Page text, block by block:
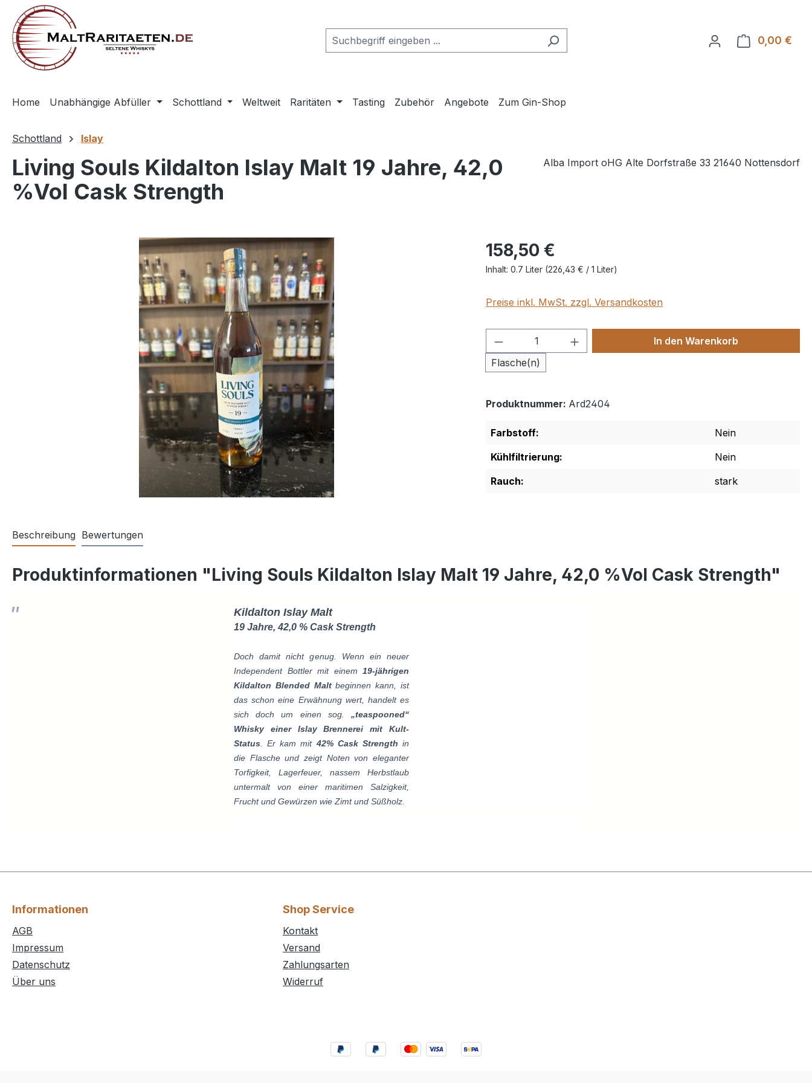
Zur Hauptnavigation springen
0,00 €
Home Unabhängige Abfüller Schottland Weltweit Raritäten Tasting Zubehör Angebote Zum Gin-Shop
Schottland Islay
Living Souls Kildalton Islay Malt 19 Jahre, 42,0
%Vol Cask Strength
Alba Import oHG Alte Dorfstraße 33 21640 Nottensdorf
158,50 €
Inhalt: 0.7 Liter (226,43 € / 1 Liter)
Preise inkl. MwSt. zzgl. Versandkosten
Produkt Anzahl: Gib den gewünschten Wert
Flasche(n)
In den Warenkorb
Produktnummer: Ard2404
Farbstoff:
Nein
Kühlfiltrierung:
Nein
Rauch:
stark
Beschreibung Bewertungen
Produktinformationen "Living Souls Kildalton Islay Malt 19 Jahre, 42,0 %Vol Cask Strength"
Kildalton Islay Malt
19 Jahre, 42,0 % Cask Strength
Doch damit nicht genug. Wenn ein neuer
Independent Bottler mit einem 19-jährigen
Kildalton Blended Maltbeginnen kann, ist
das schon eine Erwähnung wert, handelt es
sich doch um einen sog. „teaspooned“
Whisky einer Islay Brennerei mit Kult-
Status . Er kam mit 42% Cask Strength in
die Flasche und zeigt Noten von eleganter
Torfigkeit, Lagerfeuer, nassem Herbstlaub
untermalt von einer maritimen Salzigkeit,
Frucht und Gewürzen wie Zimt und Süßholz.
Informationen
AGB
Impressum
Datenschutz
Über uns
Shop Service
Kontakt
Versand
Zahlungsarten
Widerruf